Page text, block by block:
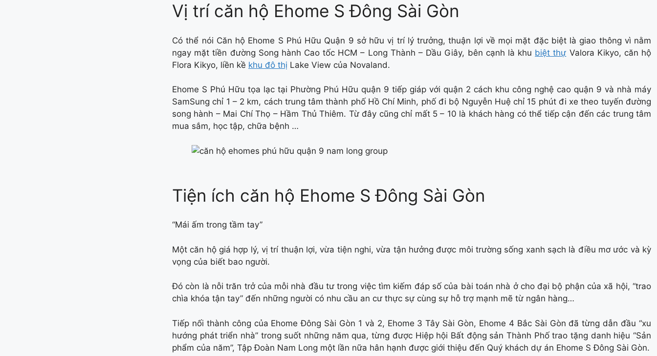
Vị trí căn hộ Ehome S Đông Sài Gòn
Có thể nói Căn hộ Ehome S Phú Hữu Quận 9 sở hữu vị trí lý trưởng, thuận lợi về mọi mặt đặc biệt là giao thông vì nằm
ngay mặt tiền đường Song hành Cao tốc HCM – Long Thành – Dầu Giây, bên cạnh là khu biệt thự Valora Kikyo, căn hộ
Flora Kikyo, liền kề khu đô thị Lake View của Novaland.
Ehome S Phú Hữu tọa lạc tại Phường Phú Hữu quận 9 tiếp giáp với quận 2 cách khu công nghệ cao quận 9 và nhà máy
SamSung chỉ 1 – 2 km, cách trung tâm thành phố Hồ Chí Minh, phố đi bộ Nguyễn Huệ chỉ 15 phút đi xe theo tuyến đường
song hành – Mai Chí Thọ – Hầm Thủ Thiêm. Từ đây cũng chỉ mất 5 – 10 là khách hàng có thể tiếp cận đến các trung tâm
mua sắm, học tập, chữa bệnh …
Tiện ích căn hộ Ehome S Đông Sài Gòn
“Mái ấm trong tầm tay”
Một căn hộ giá hợp lý, vị trí thuận lợi, vừa tiện nghi, vừa tận hưởng được môi trường sống xanh sạch là điều mơ ước và kỳ
vọng của biết bao người.
Đó còn là nỗi trăn trở của mỗi nhà đầu tư trong việc tìm kiếm đáp số của bài toán nhà ở cho đại bộ phận của xã hội, “trao
chìa khóa tận tay” đến những người có nhu cầu an cư thực sự cùng sự hỗ trợ mạnh mẽ từ ngân hàng…
Tiếp nối thành công của Ehome Đông Sài Gòn 1 và 2, Ehome 3 Tây Sài Gòn, Ehome 4 Bắc Sài Gòn đã từng dẫn đầu “xu
hướng phát triển nhà” trong suốt những năm qua, từng được Hiệp hội Bất động sản Thành Phố trao tặng danh hiệu “Sản
phẩm của năm”, Tập Đoàn Nam Long một lần nữa hân hạnh được giới thiệu đến Quý khách dự án Ehome S Đông Sài Gòn.